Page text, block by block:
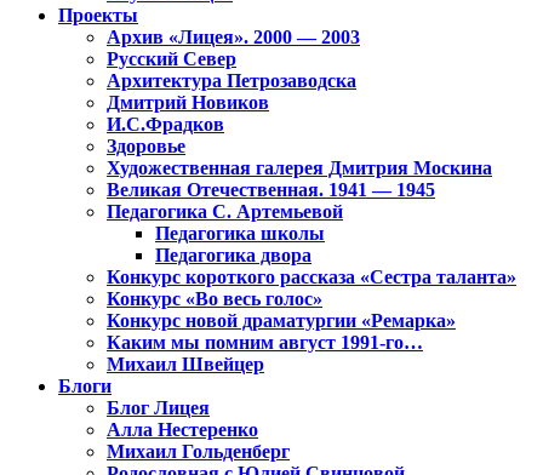
Проекты
Архив «Лицея». 2000 — 2003
Русский Север
Архитектура Петрозаводска
Дмитрий Новиков
И.С.Фрадков
Здоровье
Художественная галерея Дмитрия Москина
Великая Отечественная. 1941 — 1945
Педагогика С. Артемьевой
Педагогика школы
Педагогика двора
Конкурс короткого рассказа «Сестра таланта»
Конкурс «Во весь голос»
Конкурс новой драматургии «Ремарка»
Каким мы помним август 1991-го…
Михаил Швейцер
Блоги
Блог Лицея
Алла Нестеренко
Михаил Гольденберг